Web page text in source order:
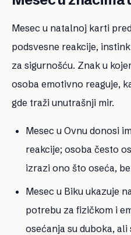
Mesec u natalnoj karti
podsvesne reakcije,
za sigurnošću. Znak u
osoba emotivno reaguje,
gde traži unutrašnji mir.
Mesec u Ovnu donosi
reakcije; osoba često
izrazi ono što oseća,
Mesec u Biku ukazuje
potrebu za fizičkom i
osećanja su duboka,